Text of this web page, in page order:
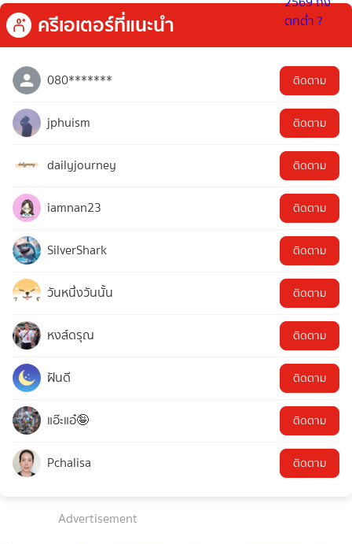
ครีเอเตอร์ที่แนะนำ
080******* ติดตาม
jphuism ติดตาม
dailyjourney ติดตาม
iamnan23 ติดตาม
SilverShark ติดตาม
วันหนึ่งวันนั้น ติดตาม
หงส์ดรุณ ติดตาม
ฝันดี ติดตาม
แอ๊ะแอ๋🤪 ติดตาม
Pchalisa ติดตาม
Advertisement